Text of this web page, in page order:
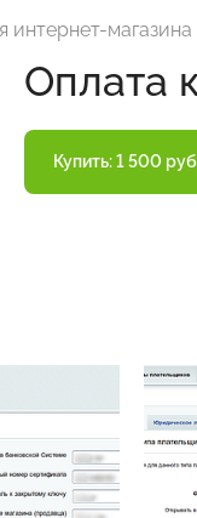
интернет-магазина
Оплата
Купить: 1 500 руб